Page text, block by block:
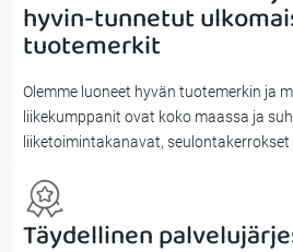
hyvin-tunnetut
tuotemerkit
Olemme luoneet hyvän tuotemerkin ja
liikekumppanit ovat koko maassa ja
liiketoimintakanavat, seulontakerrokset
Täydellinen